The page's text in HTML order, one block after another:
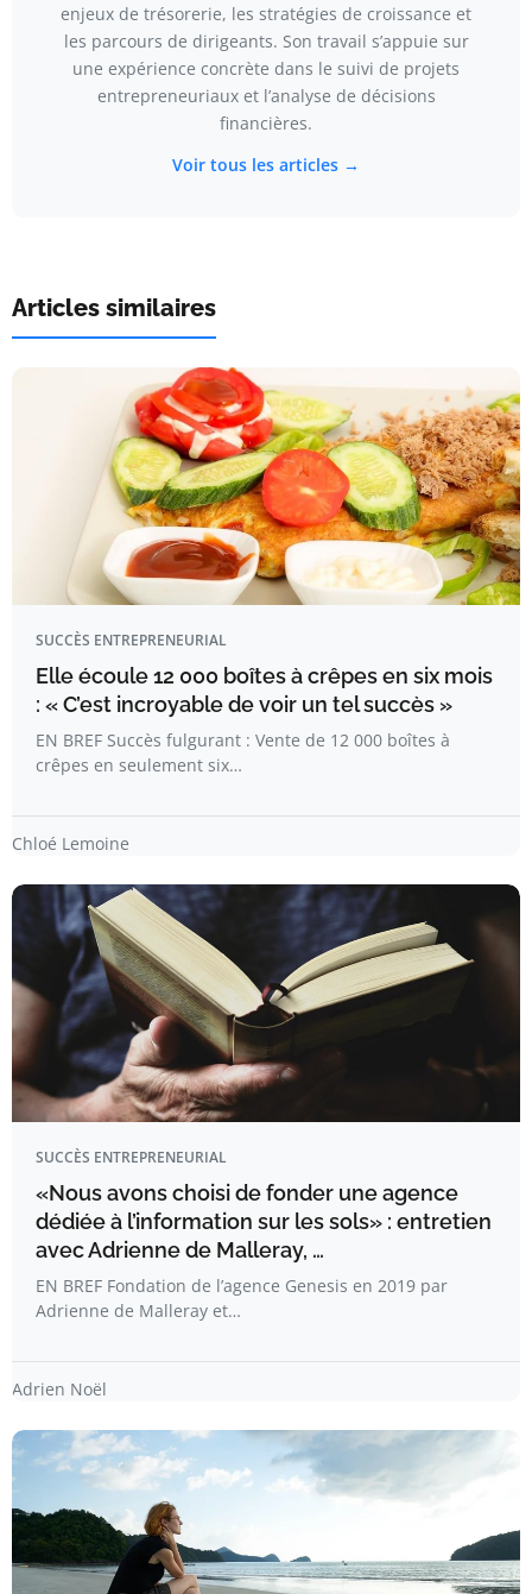
enjeux de trésorerie, les stratégies de croissance et
les parcours de dirigeants. Son travail s’appuie sur
une expérience concrète dans le suivi de projets
entrepreneuriaux et l’analyse de décisions
financières.
Voir tous les articles →
Articles similaires
SUCCÈS ENTREPRENEURIAL
Elle écoule 12 000 boîtes à crêpes en six mois
: « C’est incroyable de voir un tel succès »
EN BREF Succès fulgurant : Vente de 12 000 boîtes à
crêpes en seulement six…
Chloé Lemoine
SUCCÈS ENTREPRENEURIAL
«Nous avons choisi de fonder une agence
dédiée à l’information sur les sols» : entretien
avec Adrienne de Malleray, …
EN BREF Fondation de l’agence Genesis en 2019 par
Adrienne de Malleray et…
Adrien Noël